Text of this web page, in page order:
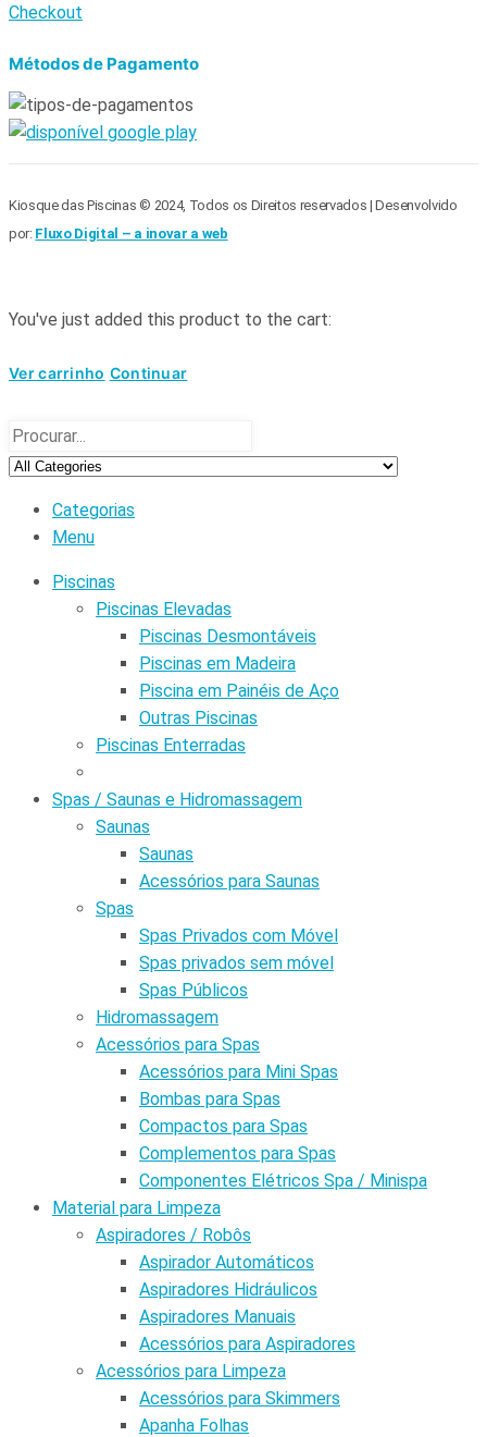
Checkout
Métodos de Pagamento
Kiosque das Piscinas © 2024, Todos os Direitos reservados | Desenvolvido
por: Fluxo Digital – a inovar a web
You've just added this product to the cart:
Ver carrinho Continuar
Categorias
Menu
Piscinas
Piscinas Elevadas
Piscinas Desmontáveis
Piscinas em Madeira
Piscina em Painéis de Aço
Outras Piscinas
Piscinas Enterradas
Spas / Saunas e Hidromassagem
Saunas
Saunas
Acessórios para Saunas
Spas
Spas Privados com Móvel
Spas privados sem móvel
Spas Públicos
Hidromassagem
Acessórios para Spas
Acessórios para Mini Spas
Bombas para Spas
Compactos para Spas
Complementos para Spas
Componentes Elétricos Spa / Minispa
Material para Limpeza
Aspiradores / Robôs
Aspirador Automáticos
Aspiradores Hidráulicos
Aspiradores Manuais
Acessórios para Aspiradores
Acessórios para Limpeza
Acessórios para Skimmers
Apanha Folhas